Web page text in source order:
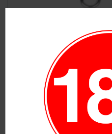
Poleas con freno